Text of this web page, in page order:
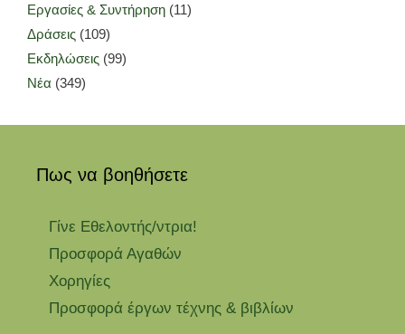
Εργασίες & Συντήρηση (11)
Δράσεις (109)
Εκδηλώσεις (99)
Νέα (349)
Πως να βοηθήσετε
Γίνε Εθελοντής/ντρια!
Προσφορά Αγαθών
Χορηγίες
Προσφορά έργων τέχνης & βιβλίων